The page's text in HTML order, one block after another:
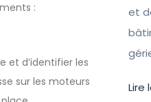
:
et d’identifier les
sur les moteurs
et
Lire